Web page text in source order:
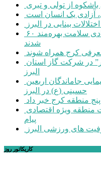
از تولی و تبری
آزادی یک انسان است
۶۰ هزار البرزی از خدمات اردوهای جهادی سلامت بهره‌مند
شدند
کرج همراه شوند
البرز
حسینی (ع) در البرز
منطقه کرج خبر داد
پیام
های ورزشی البرز
کاریکاتور روز